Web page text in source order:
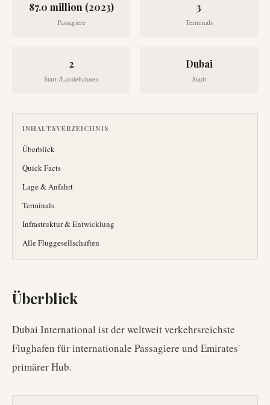
87.0 million (2023)
Passagiere
3
Terminals
2
Start-/Landebahnen
Dubai
Stadt
INHALTSVERZEICHNIS
Überblick
Quick Facts
Lage & Anfahrt
Terminals
Infrastruktur & Entwicklung
Alle Fluggesellschaften
Überblick
Dubai International ist der weltweit verkehrsreichste
Flughafen für internationale Passagiere und Emirates'
primärer Hub.